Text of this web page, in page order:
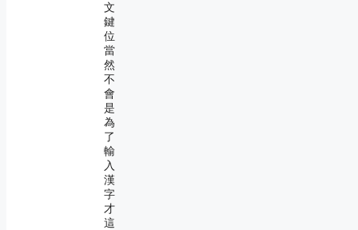
文
鍵
位
當
然
不
會
是
為
了
輸
入
漢
字
才
這